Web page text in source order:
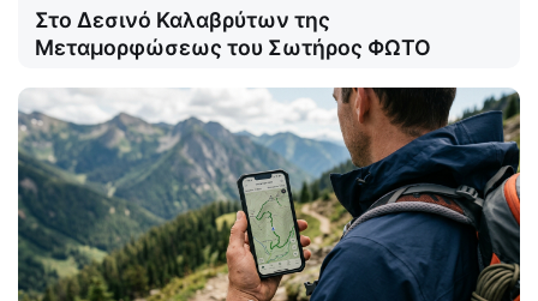
Στο Δεσινό Καλαβρύτων της
Μεταμορφώσεως του Σωτήρος ΦΩΤΟ